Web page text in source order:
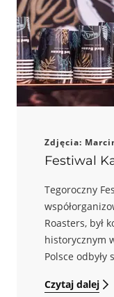
Zdjęcia:
Festiwal
Tegoroczny
Roasters, był
historycznym
Polsce odbyły
mistrzostwami
Czytaj dalej